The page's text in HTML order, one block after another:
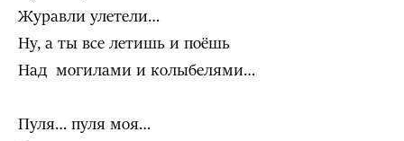
Журавли улетели…
Ну, а ты все летишь и поёшь
Над могилами и колыбелями…
Пуля… пуля моя…